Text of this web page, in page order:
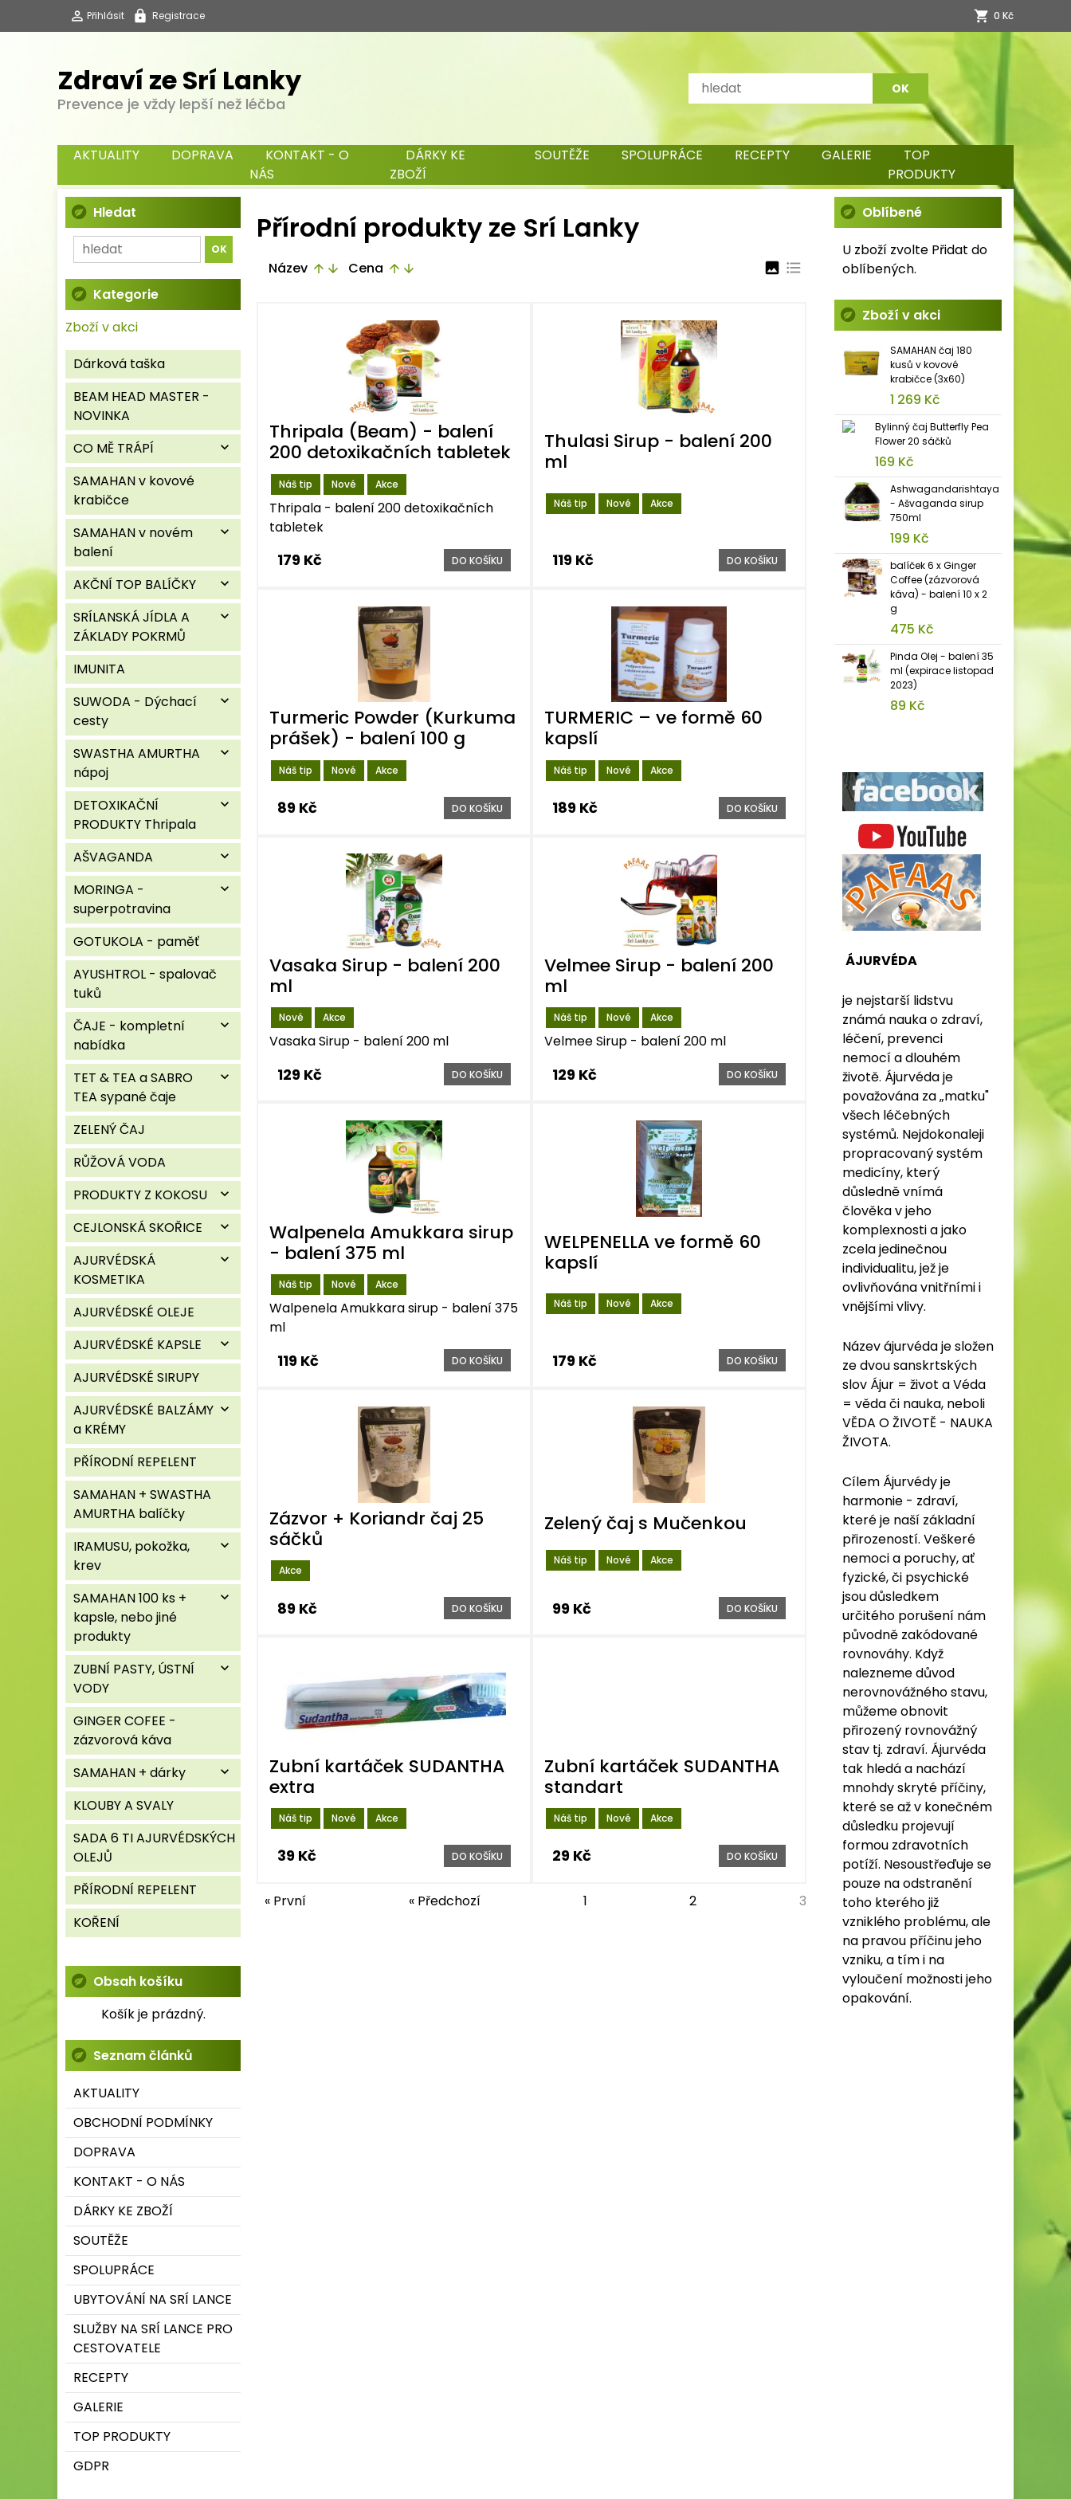
Přihlásit Registrace 0 Kč
Zdraví ze Srí Lanky
Prevence je vždy lepší než léčba
AKTUALITY DOPRAVA
KONTAKT - O
NÁS
DÁRKY KE
ZBOŽÍ
SOUTĚŽE SPOLUPRÁCE RECEPTY GALERIE
TOP
PRODUKTY
Hledat
Kategorie
Zboží v akci
Dárková taška
BEAM HEAD MASTER -
NOVINKA
CO MĚ TRÁPÍ
expand_more
SAMAHAN v kovové
krabičce
SAMAHAN v novém
balení
expand_more
AKČNÍ TOP BALÍČKY expand_more
SRÍLANSKÁ JÍDLA A
ZÁKLADY POKRMŮ
expand_more
IMUNITA
SUWODA - Dýchací
cesty
expand_more
SWASTHA AMURTHA
nápoj
expand_more
DETOXIKAČNÍ
PRODUKTY Thripala
expand_more
AŠVAGANDA expand_more
MORINGA -
superpotravina
expand_more
GOTUKOLA - paměť
AYUSHTROL - spalovač
tuků
ČAJE - kompletní
nabídka
expand_more
TET & TEA a SABRO
TEA sypané čaje
expand_more
ZELENÝ ČAJ
RŮŽOVÁ VODA
PRODUKTY Z KOKOSU
expand_more
CEJLONSKÁ SKOŘICE expand_more
AJURVÉDSKÁ
KOSMETIKA
expand_more
AJURVÉDSKÉ OLEJE
AJURVÉDSKÉ KAPSLE
expand_more
AJURVÉDSKÉ SIRUPY
AJURVÉDSKÉ BALZÁMY
a KRÉMY
expand_more
PŘÍRODNÍ REPELENT
SAMAHAN + SWASTHA
AMURTHA balíčky
IRAMUSU, pokožka,
krev
expand_more
SAMAHAN 100 ks +
kapsle, nebo jiné
produkty
expand_more
ZUBNÍ PASTY, ÚSTNÍ
VODY
expand_more
GINGER COFEE -
zázvorová káva
SAMAHAN + dárky
expand_more
KLOUBY A SVALY
SADA 6 TI AJURVÉDSKÝCH
OLEJŮ
PŘÍRODNÍ REPELENT
KOŘENÍ
Obsah košíku
Košík je prázdný.
Seznam článků
AKTUALITY
OBCHODNÍ PODMÍNKY
DOPRAVA
KONTAKT - O NÁS
DÁRKY KE ZBOŽÍ
SOUTĚŽE
SPOLUPRÁCE
UBYTOVÁNÍ NA SRÍ LANCE
SLUŽBY NA SRÍ LANCE PRO
CESTOVATELE
RECEPTY
GALERIE
TOP PRODUKTY
GDPR
Přírodní produkty ze Srí Lanky
Název arrow_upward arrow_downward Cena arrow_upward arrow_downward image format_list_bulleted
Náš tip Nové Akce
Thripala (Beam) - balení
200 detoxikačních tabletek
Thripala - balení 200 detoxikačních
tabletek
179 Kč DO KOŠÍKU
Náš tip Nové Akce
Thulasi Sirup - balení 200
ml
119 Kč DO KOŠÍKU
Náš tip Nové Akce
Turmeric Powder (Kurkuma
prášek) - balení 100 g
89 Kč DO KOŠÍKU
Náš tip Nové Akce
TURMERIC – ve formě 60
kapslí
189 Kč DO KOŠÍKU
Nové Akce
Vasaka Sirup - balení 200
ml
Vasaka Sirup - balení 200 ml
129 Kč DO KOŠÍKU
Náš tip Nové Akce
Velmee Sirup - balení 200
ml
Velmee Sirup - balení 200 ml
129 Kč DO KOŠÍKU
Náš tip Nové Akce
Walpenela Amukkara sirup
- balení 375 ml
Walpenela Amukkara sirup - balení 375
ml
119 Kč DO KOŠÍKU
Náš tip Nové Akce
WELPENELLA ve formě 60
kapslí
179 Kč DO KOŠÍKU
Akce
Zázvor + Koriandr čaj 25
sáčků
89 Kč DO KOŠÍKU
Náš tip Nové Akce
Zelený čaj s Mučenkou
99 Kč DO KOŠÍKU
Náš tip Nové Akce
Zubní kartáček SUDANTHA
extra
39 Kč DO KOŠÍKU
Náš tip Nové Akce
Zubní kartáček SUDANTHA
standart
29 Kč DO KOŠÍKU
« První « Předchozí 1 2 3
Oblíbené
U zboží zvolte Přidat do
oblíbených.
Zboží v akci
SAMAHAN čaj 180
kusů v kovové
krabičce (3x60)
1 269 Kč
Bylinný čaj Butterfly Pea
Flower 20 sáčků
169 Kč
Ashwagandarishtaya
- Ašvaganda sirup
750ml
199 Kč
balíček 6 x Ginger
Coffee (zázvorová
káva) - balení 10 x 2
g
475 Kč
Pinda Olej - balení 35
ml (expirace listopad
2023)
89 Kč
ÁJURVÉDA
je nejstarší lidstvu
známá nauka o zdraví,
léčení, prevenci
nemocí a dlouhém
životě. Ájurvéda je
považována za „matku"
všech léčebných
systémů. Nejdokonaleji
propracovaný systém
medicíny, který
důsledně vnímá
člověka v jeho
komplexnosti a jako
zcela jedinečnou
individualitu, jež je
ovlivňována vnitřními i
vnějšími vlivy.
Název ájurvéda je složen
ze dvou sanskrtských
slov Ájur = život a Véda
= věda či nauka, neboli
VĚDA O ŽIVOTĚ - NAUKA
ŽIVOTA.
Cílem Ájurvédy je
harmonie - zdraví,
které je naší základní
přirozeností. Veškeré
nemoci a poruchy, ať
fyzické, či psychické
jsou důsledkem
určitého porušení nám
původně zakódované
rovnováhy. Když
nalezneme důvod
nerovnovážného stavu,
můžeme obnovit
přirozený rovnovážný
stav tj. zdraví. Ájurvéda
tak hledá a nachází
mnohdy skryté příčiny,
které se až v konečném
důsledku projevují
formou zdravotních
potíží. Nesoustřeďuje se
pouze na odstranění
toho kterého již
vzniklého problému, ale
na pravou příčinu jeho
vzniku, a tím i na
vyloučení možnosti jeho
opakování.